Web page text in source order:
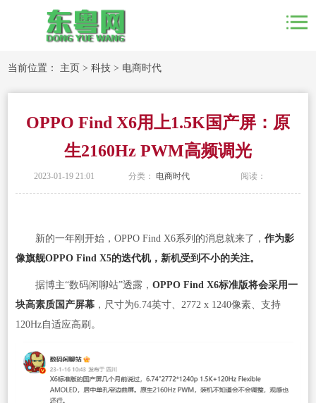
当前位置： 主页 >科技 > 电商时代
OPPO Find X6用上1.5K国产屏：原
生2160Hz PWM高频调光
2023-01-19 21:01 分类： 电商时代 阅读：
新的一年刚开始，OPPO Find X6系列的消息就来了， 作为影
像旗舰OPPO Find X5的迭代机，新机受到不小的关注。
据博主“数码闲聊站”透露， OPPO Find X6标准版将会采用一
块高素质国产屏幕，尺寸为6.74英寸、2772 x 1240像素、支持
120Hz自适应高刷。